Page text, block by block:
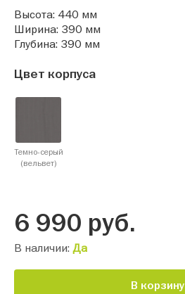
Высота: 440 мм
Ширина: 390 мм
Глубина: 390 мм
Цвет корпуса
Темно-серый
(вельвет)
6 990 руб.
В наличии: Да
В корзину